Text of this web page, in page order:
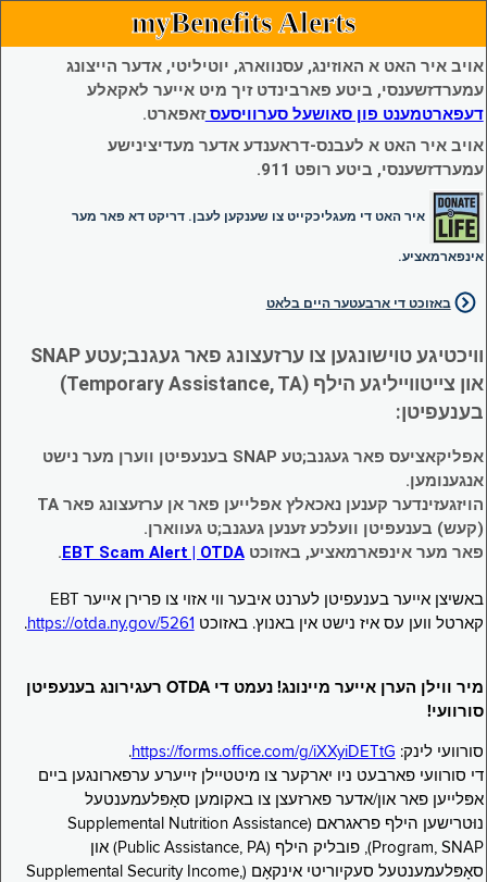
myBenefits Alerts
אויב איר האט א האוזינג, עסנווארג, יוטיליטי, אדער הייצונג
עמערדזשענסי, ביטע פארבינדט זיך מיט אייער לאקאלע
דעפארטמענט פון סאושעל סערוויסעסזאפארט.
אויב איר האט א לעבנס-דראענדע אדער מעדיצינישע
עמערדזשענסי, ביטע רופט 911.
איר האט די מעגליכקייט צו שענקען לעבן. דריקט דא פאר מער
אינפארמאציע.
באזוכט די ארבעטער היים בלאט
וויכטיגע טוישונגען צו ערזעצונג פאר געגנב;עטע SNAP
און צייטווייליגע הילף (Temporary Assistance, TA)
בענעפיטן:
אפליקאציעס פאר געגנב;טע SNAP בענעפיטן ווערן מער נישט
אנגענומען.
הויזגעזינדער קענען נאכאלץ אפּלייען פאר אן ערזעצונג פאר TA
(קעש) בענעפיטן וועלכע זענען געגנב;ט געווארן.
פאר מער אינפארמאציע, באזוכטEBT Scam Alert | OTDA
.
באשיצן אייער בענעפיטן לערנט איבער ווי אזוי צו פרירן אייער EBT
קארטל ווען עס איז נישט אין באנוץ. באזוכט https://otda.ny.gov/5261
.
מיר ווילן הערן אייער מיינונג! נעמט די OTDA רעגירונג בענעפיטן
סורוועי!
סורוועי לינק: https://forms.office.com/g/iXXyiDETtG
.
די סורוועי פארבעט ניו יארקער צו מיטטיילן זייערע ערפארונגען ביים
אפּלייען פאר און/אדער פארזעצן צו באקומען סאָפּלעמענטעל
נוּטרישען הילף פראגראם (Supplemental Nutrition Assistance
Program, SNAP), פובליק הילף (Public Assistance, PA) און
סאָפּלעמענטעל סעקיוריטי אינקאָם (Supplemental Security Income,